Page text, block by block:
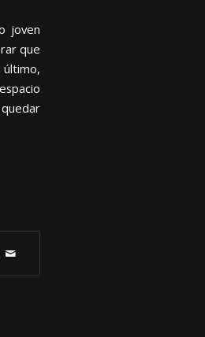
joven
que
último,